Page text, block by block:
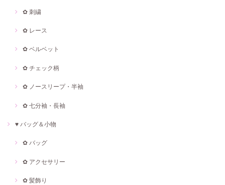
✿ 刺繍
✿ レース
✿ ベルベット
✿ チェック柄
✿ ノースリープ・半袖
✿ 七分袖・長袖
♥ バッグ＆小物
✿ バッグ
✿ アクセサリー
✿ 髪飾り